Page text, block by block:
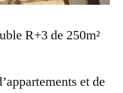
R+3 de 250m²
et de